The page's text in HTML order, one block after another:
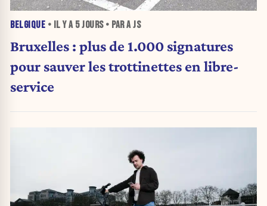
BELGIQUE • IL Y A 5 JOURS• PAR A JS
Bruxelles : plus de 1.000 signatures
pour sauver les trottinettes en libre-
service